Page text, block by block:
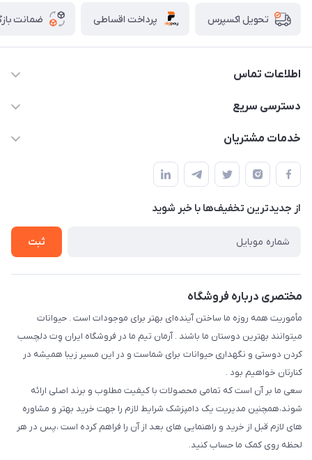
تحویل اکسپرس پرداخت اقساطی ضمانت
اطلاعات تماس
07154503736-09120986090
دسترسی سریع
حساب کاربری
درباره ما
تماس با ما
خدمات مشتریان
قوانین و مقررات
حفظ حریم شخصی
سوالات متداول
شرایط ارسال رایگان
از جدید‌ترین تخفیف‌ها با‌ خبر شوید
ثبت
مختصری درباره فروشگاه
مأموریت همه روزه ما ساختن آینده‌ای بهتر برای موجودات است . حیوانات
میتوانند بهترین دوستان ما باشند . آرمان تیم ما در فروشگاه ایران وِت دلچسب
کردن دوستی و نگهداری حیوانات برای شماست و در این مسیر زیبا همیشه در
کنارتان خواهیم بود .
سعی ما بر آن است که تمامی محصولات با کیفیت مطلوب و برند اصلی ارائه
شوند،همچنین مدیریت یک دامپزشک شرایط لازم را جهت خرید بهتر و مشاوره
های لازم قبل از خرید و راهنمایی های بعد از آن را فراهم کرده است ،پس در هر
لحظه روی کمک ما حساب کنید.